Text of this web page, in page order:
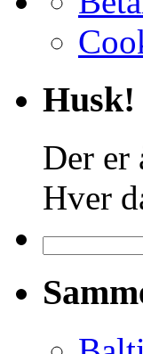
Husk!
Der er
Hver
efter: